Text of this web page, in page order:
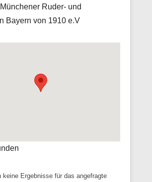
Münchener Ruder- und
Bayern von 1910 e.V
keine Ergebnisse für das angefragte